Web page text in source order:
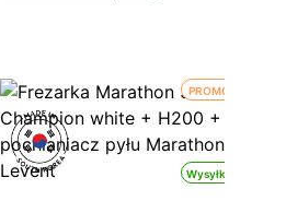
PROMOCJA
Wysyłka 24h